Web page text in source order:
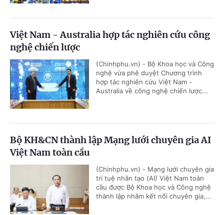
Việt Nam - Australia hợp tác nghiên cứu công
nghệ chiến lược
(Chinhphu.vn) - Bộ Khoa học và Công
nghệ vừa phê duyệt Chương trình
hợp tác nghiên cứu Việt Nam -
Australia về công nghệ chiến lược...
Bộ KH&CN thành lập Mạng lưới chuyên gia AI
Việt Nam toàn cầu
(Chinhphu.vn) - Mạng lưới chuyên gia
trí tuệ nhân tạo (AI) Việt Nam toàn
cầu được Bộ Khoa học và Công nghệ
thành lập nhằm kết nối chuyên gia,...